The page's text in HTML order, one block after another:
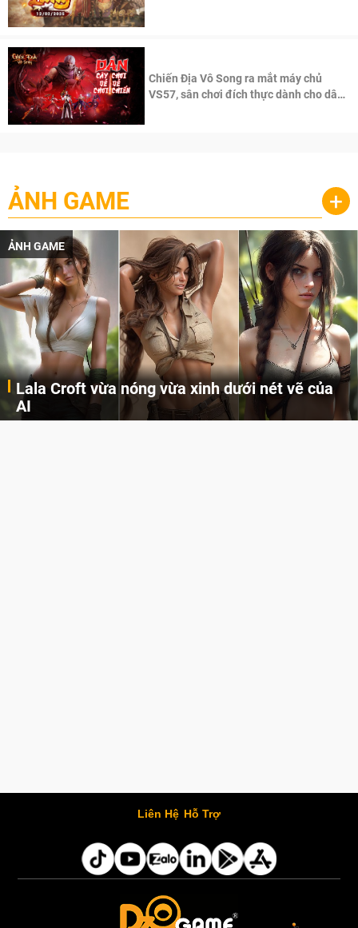
Chiến Địa Vô Song ra mắt máy chủ
VS57, sân chơi đích thực dành cho dân
ẢNH GAME +
ẢNH GAME
Lala Croft vừa nóng vừa xinh dưới nét vẽ của
AI
Liên Hệ Hỗ Trợ